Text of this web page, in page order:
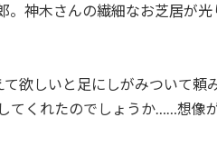
神木さんの繊細なお芝居が光
欲しいと足にしがみついて頼
てくれたのでしょうか……想像が